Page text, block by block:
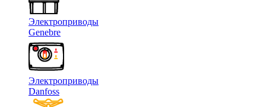
Электроприводы
Genebre
Электроприводы
Danfoss